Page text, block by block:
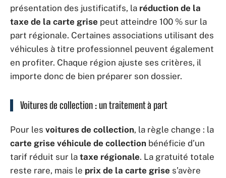
présentation des justificatifs, la réduction de la
taxe de la carte grise peut atteindre 100 % sur la
part régionale. Certaines associations utilisant des
véhicules à titre professionnel peuvent également
en profiter. Chaque région ajuste ses critères, il
importe donc de bien préparer son dossier.
Voitures de collection : un traitement à part
Pour les voitures de collection, la règle change : la
carte grise véhicule de collection bénéficie d’un
tarif réduit sur la taxe régionale. La gratuité totale
reste rare, mais le prix de la carte grise s’avère